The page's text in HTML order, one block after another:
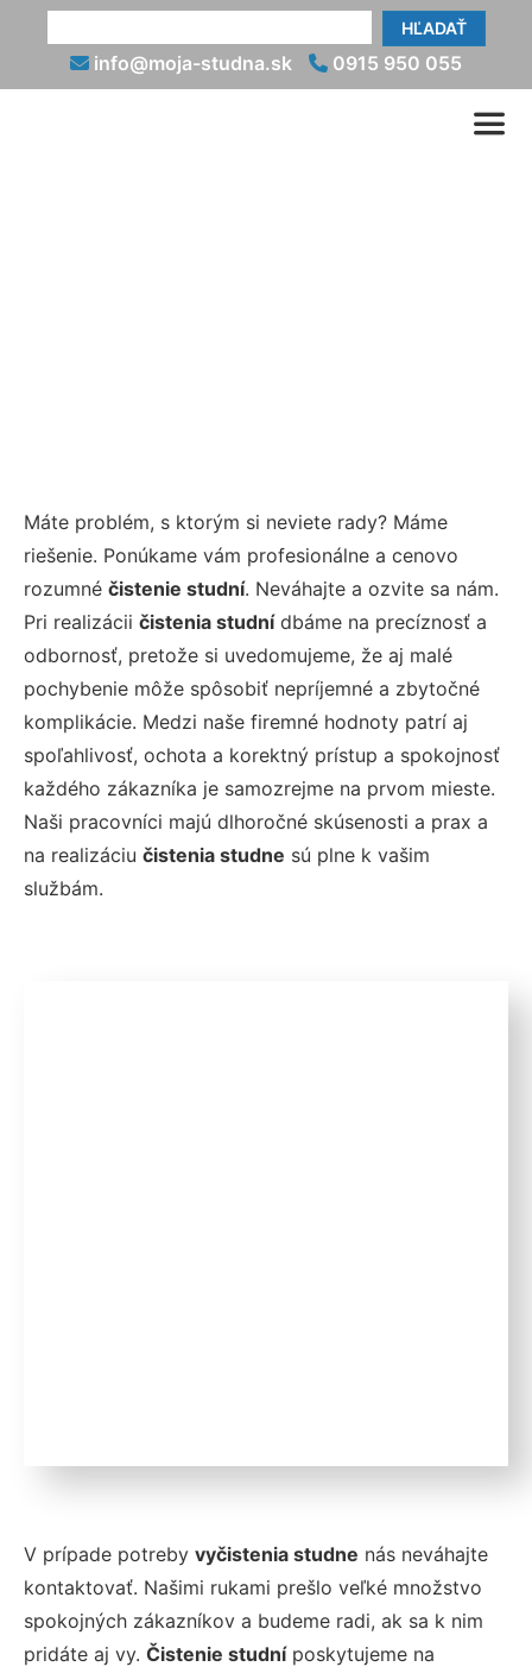
HĽADAŤ
info@moja-studna.sk 0915 950 055
Máte problém, s ktorým si neviete rady? Máme
riešenie. Ponúkame vám profesionálne a cenovo
rozumné čistenie studní. Neváhajte a ozvite sa nám.
Pri realizácii čistenia studnídbáme na precíznosť a
odbornosť, pretože si uvedomujeme, že aj malé
pochybenie môže spôsobiť nepríjemné a zbytočné
komplikácie. Medzi naše firemné hodnoty patrí aj
spoľahlivosť, ochota a korektný prístup a spokojnosť
každého zákazníka je samozrejme na prvom mieste.
Naši pracovníci majú dlhoročné skúsenosti a prax a
na realizáciu čistenia studne sú plne k vašim
službám.
V prípade potreby vyčistenia studne nás neváhajte
kontaktovať. Našimi rukami prešlo veľké množstvo
spokojných zákazníkov a budeme radi, ak sa k nim
pridáte aj vy. Čistenie studníposkytujeme na